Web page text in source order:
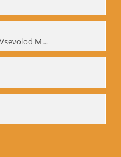
Directors in Perspective: Vsevolod Meyerhold - interne Signatur BM-prt-6